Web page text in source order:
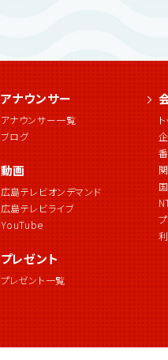
アナウンサー
アナウンサー一覧
ブログ
動画
広島テレビオンデマンド
広島テレビライブ
YouTube
プレゼント
プレゼント一覧